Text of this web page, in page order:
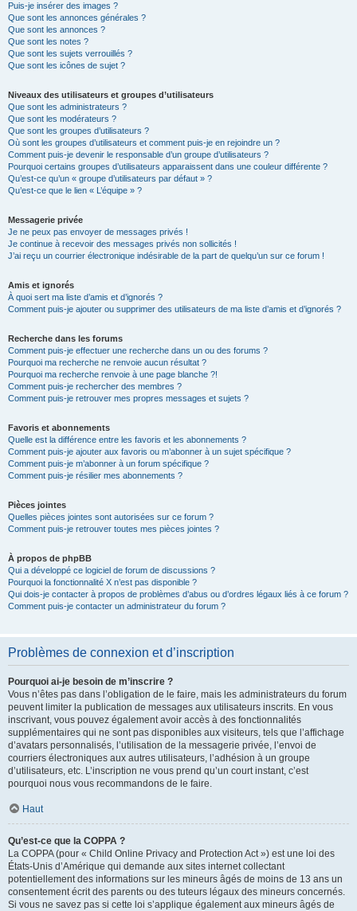
Puis-je insérer des images ?
Que sont les annonces générales ?
Que sont les annonces ?
Que sont les notes ?
Que sont les sujets verrouillés ?
Que sont les icônes de sujet ?
Niveaux des utilisateurs et groupes d’utilisateurs
Que sont les administrateurs ?
Que sont les modérateurs ?
Que sont les groupes d’utilisateurs ?
Où sont les groupes d’utilisateurs et comment puis-je en rejoindre un ?
Comment puis-je devenir le responsable d’un groupe d’utilisateurs ?
Pourquoi certains groupes d’utilisateurs apparaissent dans une couleur différente ?
Qu’est-ce qu’un « groupe d’utilisateurs par défaut » ?
Qu’est-ce que le lien « L’équipe » ?
Messagerie privée
Je ne peux pas envoyer de messages privés !
Je continue à recevoir des messages privés non sollicités !
J’ai reçu un courrier électronique indésirable de la part de quelqu’un sur ce forum !
Amis et ignorés
À quoi sert ma liste d’amis et d’ignorés ?
Comment puis-je ajouter ou supprimer des utilisateurs de ma liste d’amis et d’ignorés ?
Recherche dans les forums
Comment puis-je effectuer une recherche dans un ou des forums ?
Pourquoi ma recherche ne renvoie aucun résultat ?
Pourquoi ma recherche renvoie à une page blanche ?!
Comment puis-je rechercher des membres ?
Comment puis-je retrouver mes propres messages et sujets ?
Favoris et abonnements
Quelle est la différence entre les favoris et les abonnements ?
Comment puis-je ajouter aux favoris ou m’abonner à un sujet spécifique ?
Comment puis-je m’abonner à un forum spécifique ?
Comment puis-je résilier mes abonnements ?
Pièces jointes
Quelles pièces jointes sont autorisées sur ce forum ?
Comment puis-je retrouver toutes mes pièces jointes ?
À propos de phpBB
Qui a développé ce logiciel de forum de discussions ?
Pourquoi la fonctionnalité X n’est pas disponible ?
Qui dois-je contacter à propos de problèmes d’abus ou d’ordres légaux liés à ce forum ?
Comment puis-je contacter un administrateur du forum ?
Problèmes de connexion et d’inscription
Pourquoi ai-je besoin de m’inscrire ?
Vous n’êtes pas dans l’obligation de le faire, mais les administrateurs du forum
peuvent limiter la publication de messages aux utilisateurs inscrits. En vous
inscrivant, vous pouvez également avoir accès à des fonctionnalités
supplémentaires qui ne sont pas disponibles aux visiteurs, tels que l’affichage
d’avatars personnalisés, l’utilisation de la messagerie privée, l’envoi de
courriers électroniques aux autres utilisateurs, l’adhésion à un groupe
d’utilisateurs, etc. L’inscription ne vous prend qu’un court instant, c’est
pourquoi nous vous recommandons de le faire.
Haut
Qu’est-ce que la COPPA ?
La COPPA (pour « Child Online Privacy and Protection Act ») est une loi des
États-Unis d’Amérique qui demande aux sites internet collectant
potentiellement des informations sur les mineurs âgés de moins de 13 ans un
consentement écrit des parents ou des tuteurs légaux des mineurs concernés.
Si vous ne savez pas si cette loi s’applique également aux mineurs âgés de